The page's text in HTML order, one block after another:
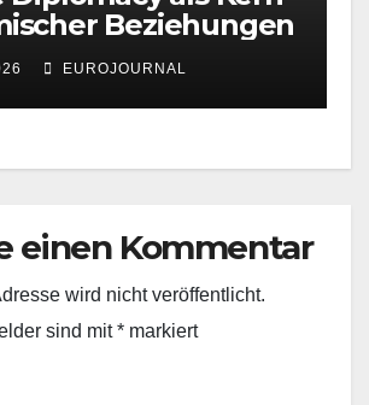
Beziehungen
EUROJOURNAL
einen Kommentar
wird nicht veröffentlicht.
sind mit* markiert